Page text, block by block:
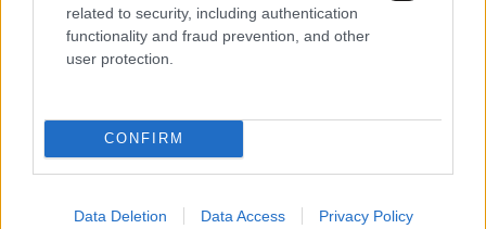
related to security, including authentication
functionality and fraud prevention, and other
user protection.
CONFIRM
Data Deletion Data Access Privacy Policy
FITNESS09·08·2026 09:30
με δύναμη και αυτονομία – Ένα απλό αλλά